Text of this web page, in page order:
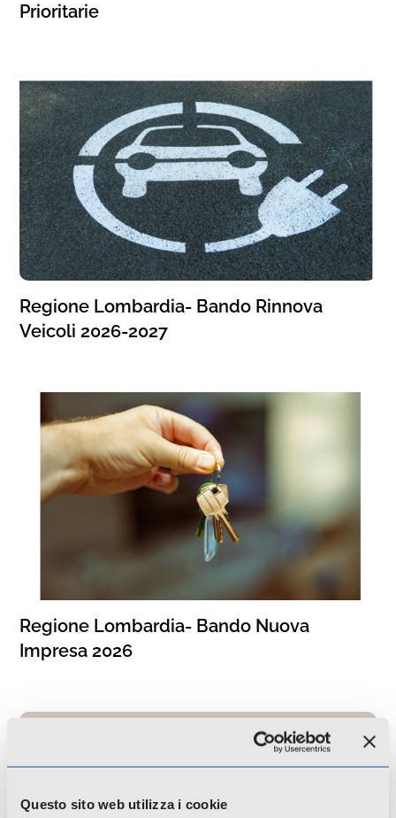
Questo sito web utilizza i cookie
Prioritarie
Regione Lombardia- Bando Rinnova
Veicoli 2026-2027
Regione Lombardia- Bando Nuova
Impresa 2026